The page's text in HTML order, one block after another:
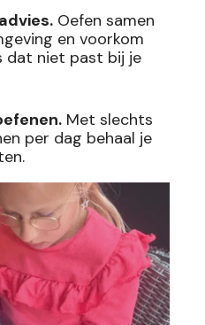
Oefen samen
en voorkom
dat niet past bij je
Met slechts
per dag behaal je